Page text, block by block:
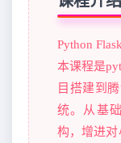
Python
本课程是
目搭建到
统。从基
构，增进